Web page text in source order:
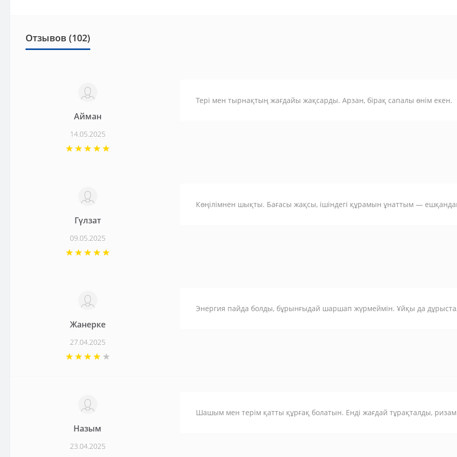
Отзывов (102)
Айман
14.05.2025
Тері мен тырнақтың жағдайы жақсарды. Арзан, бірақ сапалы өнім екен.
Гүлзат
09.05.2025
Көңілімнен шықты. Бағасы жақсы, ішіндегі құрамын ұнаттым —
Жанерке
27.04.2025
Энергия пайда болды, бұрынғыдай шаршап жүрмеймін. Ұйқы да
Назым
23.04.2025
Шашым мен терім қатты құрғақ болатын. Енді жағдай тұрақталды,